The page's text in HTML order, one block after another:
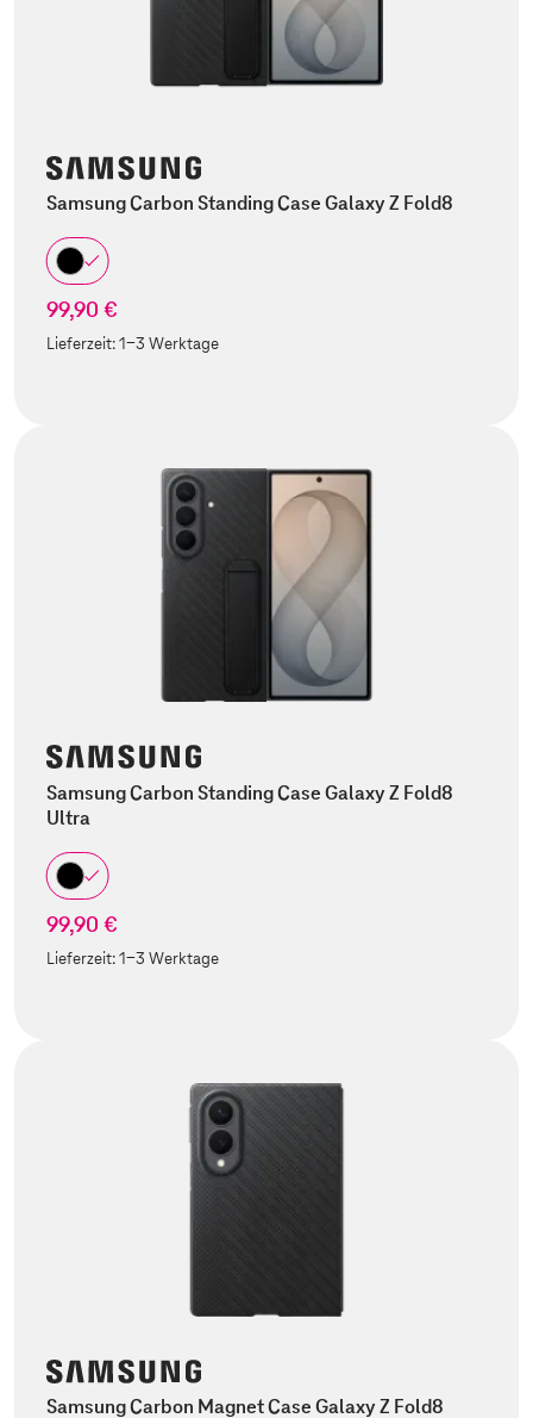
Samsung Carbon Standing Case Galaxy Z Fold8
99,90 €
Lieferzeit:1-3 Werktage
Samsung Carbon Standing Case Galaxy Z Fold8
Ultra
99,90 €
Lieferzeit:1-3 Werktage
Samsung Carbon Magnet Case Galaxy Z Fold8